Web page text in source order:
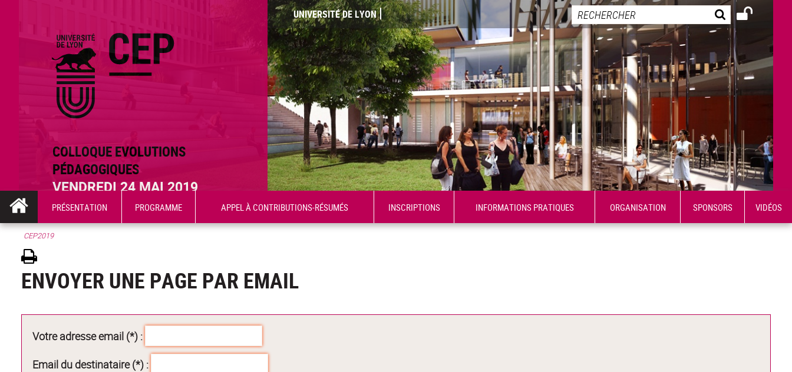
COLLOQUE EVOLUTIONS
PÉDAGOGIQUES
VENDREDI 24 MAI 2019
UNIVERSITÉ DE LYON
PRÉSENTATION PROGRAMME APPEL À CONTRIBUTIONS-RÉSUMÉS INSCRIPTIONS INFORMATIONS PRATIQUES ORGANISATION SPONSORS VIDÉOS
CEP2019
ENVOYER UNE PAGE PAR EMAIL
Votre adresse email (*) :
Email du destinataire (*) :